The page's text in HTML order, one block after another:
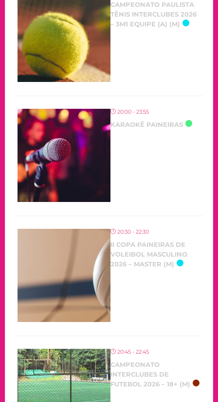
CAMPEONATO PAULISTA
TÊNIS INTERCLUBES 2026
– 3M1 EQUIPE (A) (M)
20:00 - 23:55
KARAOKÊ PAINEIRAS
20:30 - 22:30
II COPA PAINEIRAS DE
VOLEIBOL MASCULINO
2026 – MASTER (M)
20:45 - 22:45
CAMPEONATO
INTERCLUBES DE
FUTEBOL 2026 – 18+ (M)